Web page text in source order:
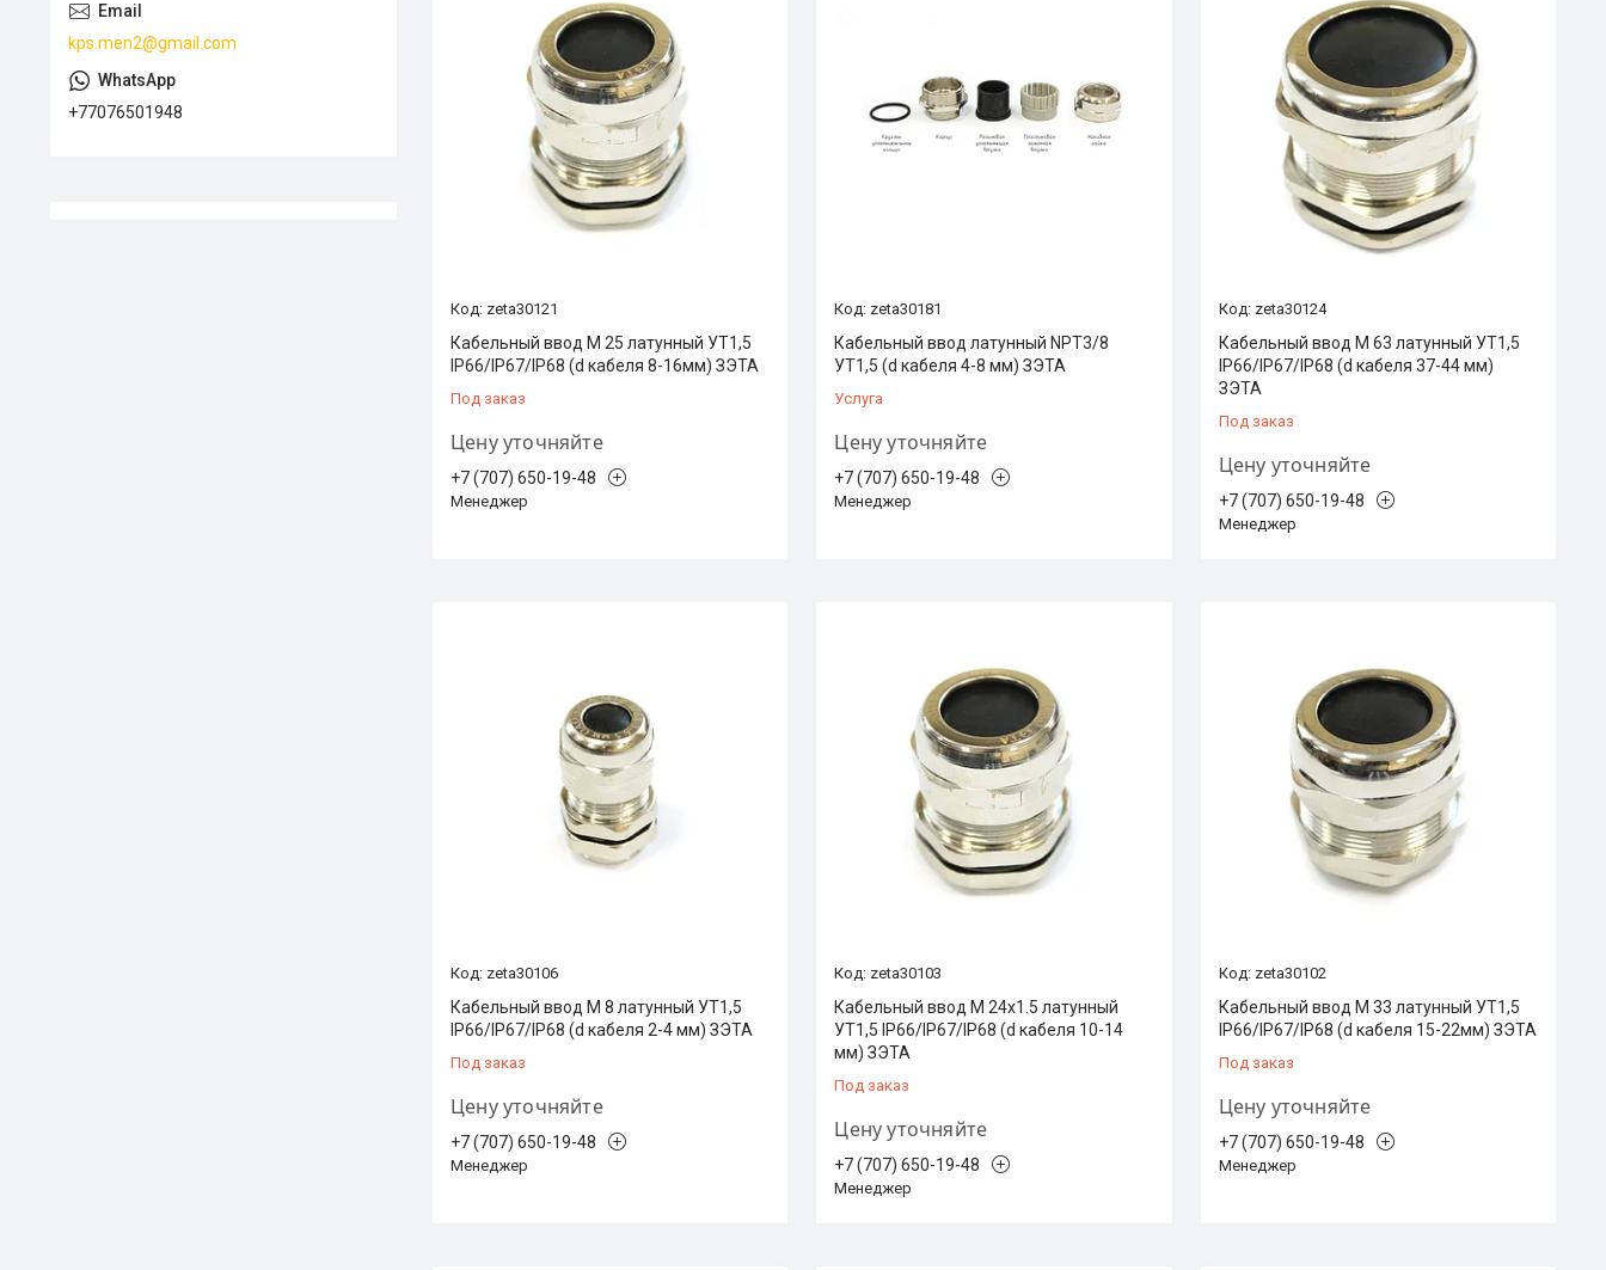
zeta30121
Кабельный ввод М 25 латунный УТ1,5
IP66/IP67/IP68 (d кабеля 8-16мм) ЗЭТА
Под заказ
Цену уточняйте
+7 (707) 650-19-48
Менеджер
zeta30181
Кабельный ввод латунный NPT3/8
УТ1,5 (d кабеля 4-8 мм) ЗЭТА
Услуга
Цену уточняйте
+7 (707) 650-19-48
Менеджер
zeta30124
Кабельный ввод М 63 латунный УТ1,5
IP66/IP67/IP68 (d кабеля 37-44 мм)
ЗЭТА
Под заказ
Цену уточняйте
+7 (707) 650-19-48
Менеджер
zeta30106
Кабельный ввод М 8 латунный УТ1,5
IP66/IP67/IP68 (d кабеля 2-4 мм) ЗЭТА
Под заказ
Цену уточняйте
+7 (707) 650-19-48
Менеджер
zeta30103
Кабельный ввод М 24x1.5 латунный
УТ1,5 IP66/IP67/IP68 (d кабеля 10-14
мм) ЗЭТА
Под заказ
Цену уточняйте
+7 (707) 650-19-48
Менеджер
zeta30102
Кабельный ввод М 33 латунный УТ1,5
IP66/IP67/IP68 (d кабеля 15-22мм) ЗЭТА
Под заказ
Цену уточняйте
+7 (707) 650-19-48
Менеджер
kps.men2@gmail.com
+77076501948